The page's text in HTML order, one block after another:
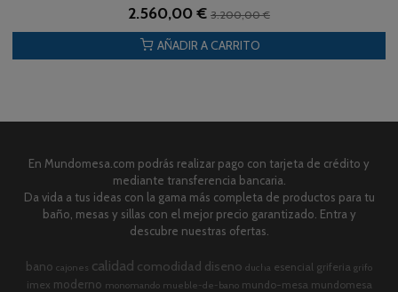
2.560,00 € 3.200,00 €
AÑADIR A CARRITO
En Mundomesa.com podrás realizar pago con tarjeta de crédito y
mediante transferencia bancaria.
Da vida a tus ideas con la gama más completa de productos para tu
baño, mesas y sillas con el mejor precio garantizado. Entra y
descubre nuestras ofertas.
bano cajones calidad comodidad diseno ducha esencial griferia grifo
imex moderno monomando mueble-de-bano mundo-mesa mundomesa